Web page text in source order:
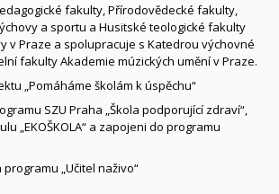
fakulty, Přírodovědecké fakulty,
a sportu a Husitské teologické fakulty
v Praze a spolupracuje s Katedrou výchovné
fakulty Akademie múzických umění v Praze.
„Pomáháme školám k úspěchu“
SZU Praha „Škola podporující zdraví“,
„EKOŠKOLA“ a zapojeni do programu
„Učitel naživo“